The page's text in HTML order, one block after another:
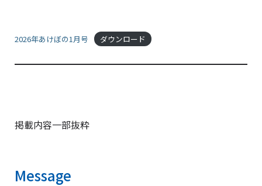
2026年あけぼの1月号 ダウンロード
掲載内容一部抜粋
Message